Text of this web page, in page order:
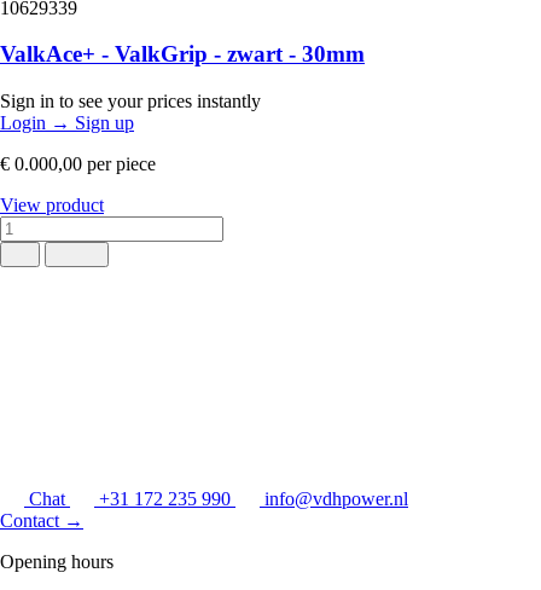
10629339
ValkAce+ - ValkGrip - zwart - 30mm
Sign in to see your prices instantly
Login → Sign up
€ 0.000,00 per piece
View product
Chat +31 172 235 990
info@vdhpower.nl
Contact →
Opening hours